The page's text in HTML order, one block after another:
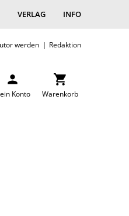
VERLAG INFO
werden Redaktion
Konto Warenkorb